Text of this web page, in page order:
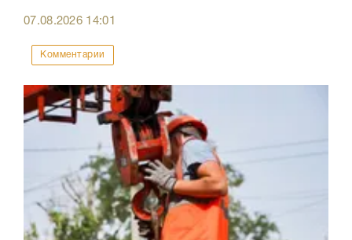
07.08.2026 14:01
Комментарии